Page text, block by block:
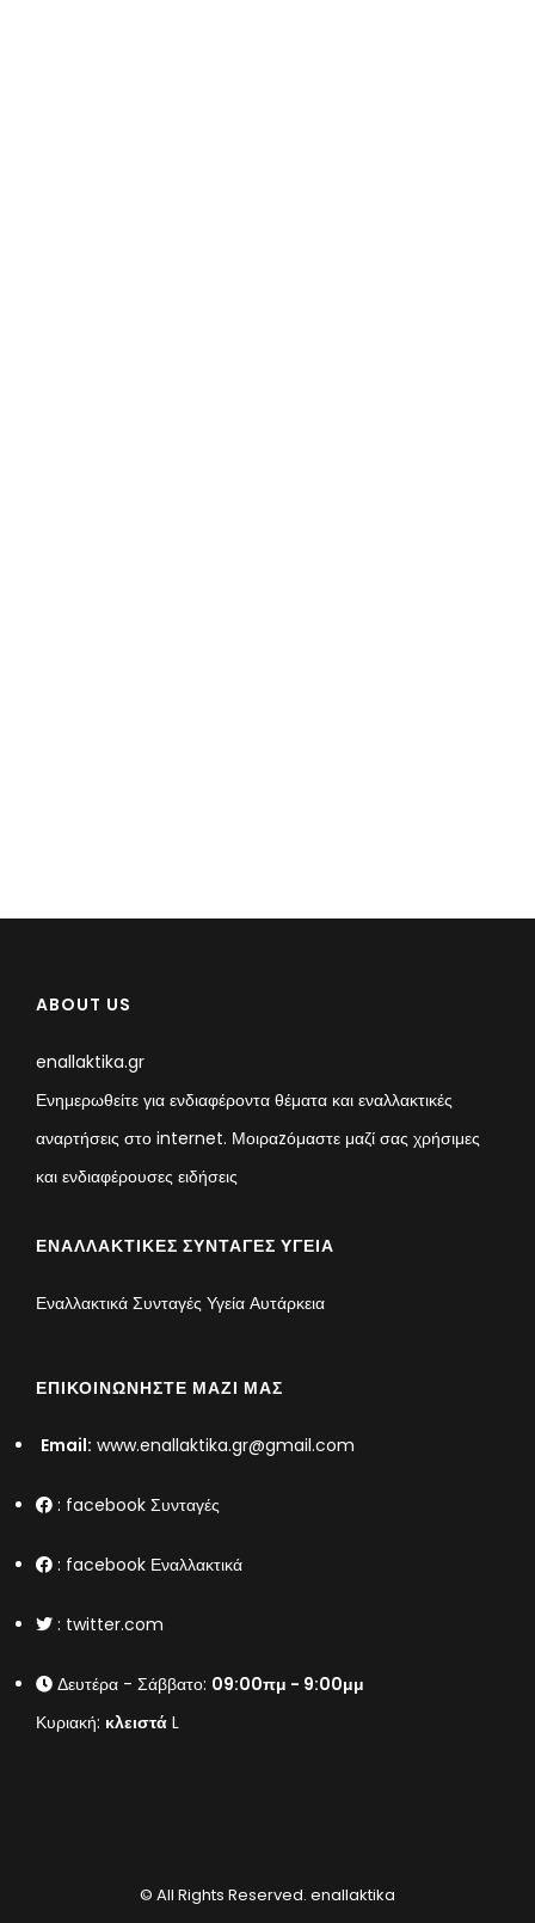
ABOUT US
enallaktika.gr
Ενημερωθείτε για ενδιαφέροντα θέματα και εναλλακτικές
αναρτήσεις στο internet. Μοιραzόμαστε μαζί σας χρήσιμες
και ενδιαφέρουσες ειδήσεις
ΕΝΑΛΛΑΚΤΙΚΈΣ ΣΥΝΤΑΓΈΣ ΥΓΕΊΑ
Εναλλακτικά Συνταγές Υγεία Αυτάρκεια
ΕΠΙΚΟΙΝΩΝΉΣΤΕ ΜΑΖΊ ΜΑΣ
Email: www.enallaktika.gr@gmail.com
: facebook Συνταγές
: facebook Εναλλακτικά
: twitter.com
Δευτέρα - Σάββατο: 09:00πμ - 9:00μμ
Κυριακή: κλειστά L
© All Rights Reserved. enallaktika